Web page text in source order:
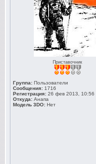
Приставочник
Группа: Пользователи
Сообщения: 1716
Регистрация: 26 фев 2013, 10:56
Откуда: Анапа
Модель 3DO: Нет